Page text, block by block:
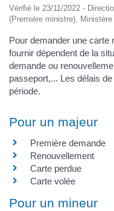
Vérifié le 23/11/2022 -
(Première ministre),
Pour demander une carte
fournir dépendent de la
demande ou
passeport,... Les délais
période.
Pour un majeur
Première demande
Renouvellement
Carte perdue
Carte volée
Pour un mineur